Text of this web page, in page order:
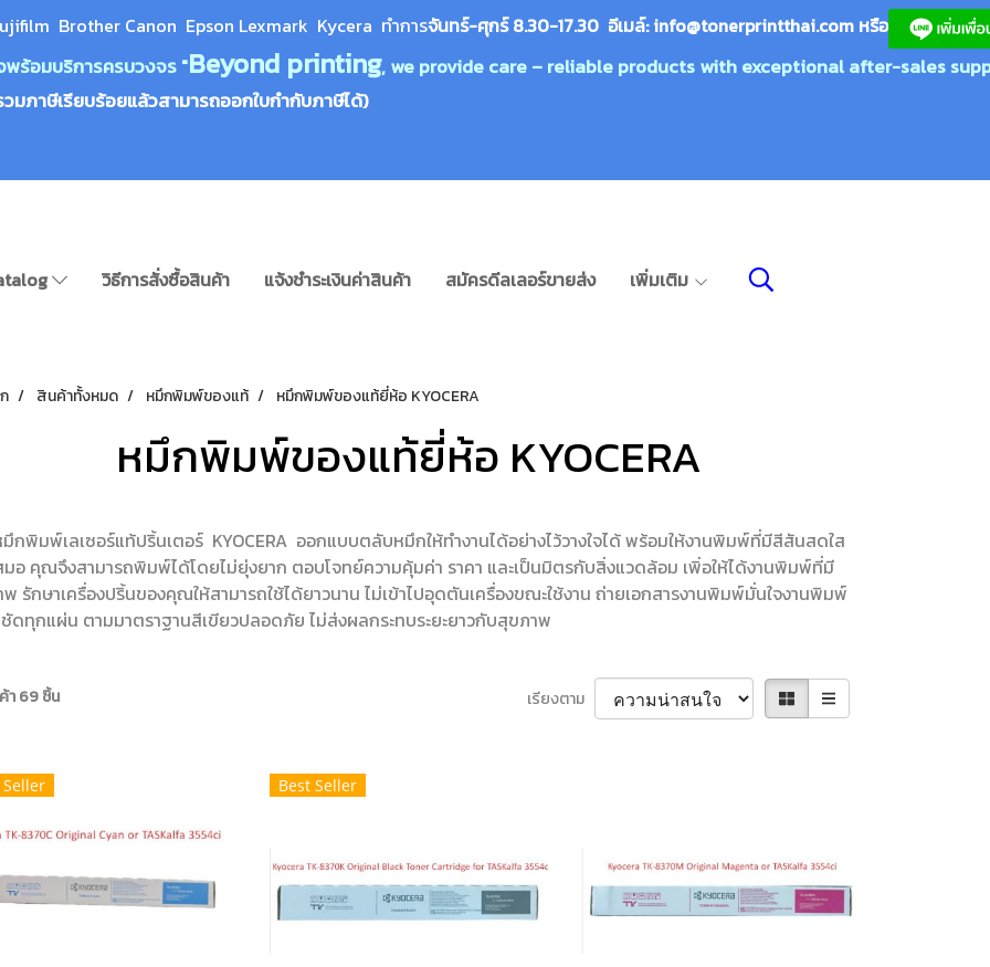
Brother Canon Epson Lexmark Kycera ทำการจันทร์-ศุกร์ 8.30-17.30 อีเมล์:info@tonerprintthai.com หรือ
ร้อมบริการครบวงจร "Beyond printing, we provide care – reliable products with exceptional after-sales
วมภาษีเรียบร้อยแล้วสามารถออกใบกำกับภาษีได้)
วิธีการสั่งซื้อสินค้า แจ้งชำระเงินค่าสินค้า สมัครดีลเลอร์ขายส่ง เพิ่มเติม
สินค้าทั้งหมด หมึกพิมพ์ของแท้ หมึกพิมพ์ของแท้ยี่ห้อ KYOCERA
หมึกพิมพ์ของแท้ยี่ห้อ KYOCERA
กพิมพ์เลเซอร์แท้ปริ้นเตอร์ KYOCERA ออกแบบตลับหมึกให้ทำงานได้อย่างไว้วางใจได้ พร้อมให้งานพิมพ์ที่มีสีสันสดใส
มอ คุณจึงสามารถพิมพ์ได้โดยไม่ยุ่งยาก ตอบโจทย์ความคุ้มค่า ราคา และเป็นมิตรกับสิ่งแวดล้อม เพิ่อให้ได้งานพิมพ์ที่มี
รักษาเครื่องปริ้นของคุณให้สามารถใช้ได้ยาวนาน ไม่เข้าไปอุดตันเครื่องขณะใช้งาน ถ่ายเอกสารงานพิมพ์มั่นใจงานพิมพ์
ชัดทุกแผ่น ตามมาตราฐานสีเขียวปลอดภัย ไม่ส่งผลกระทบระยะยาวกับสุขภาพ
69 ชิ้น เรียงตาม
Best Seller